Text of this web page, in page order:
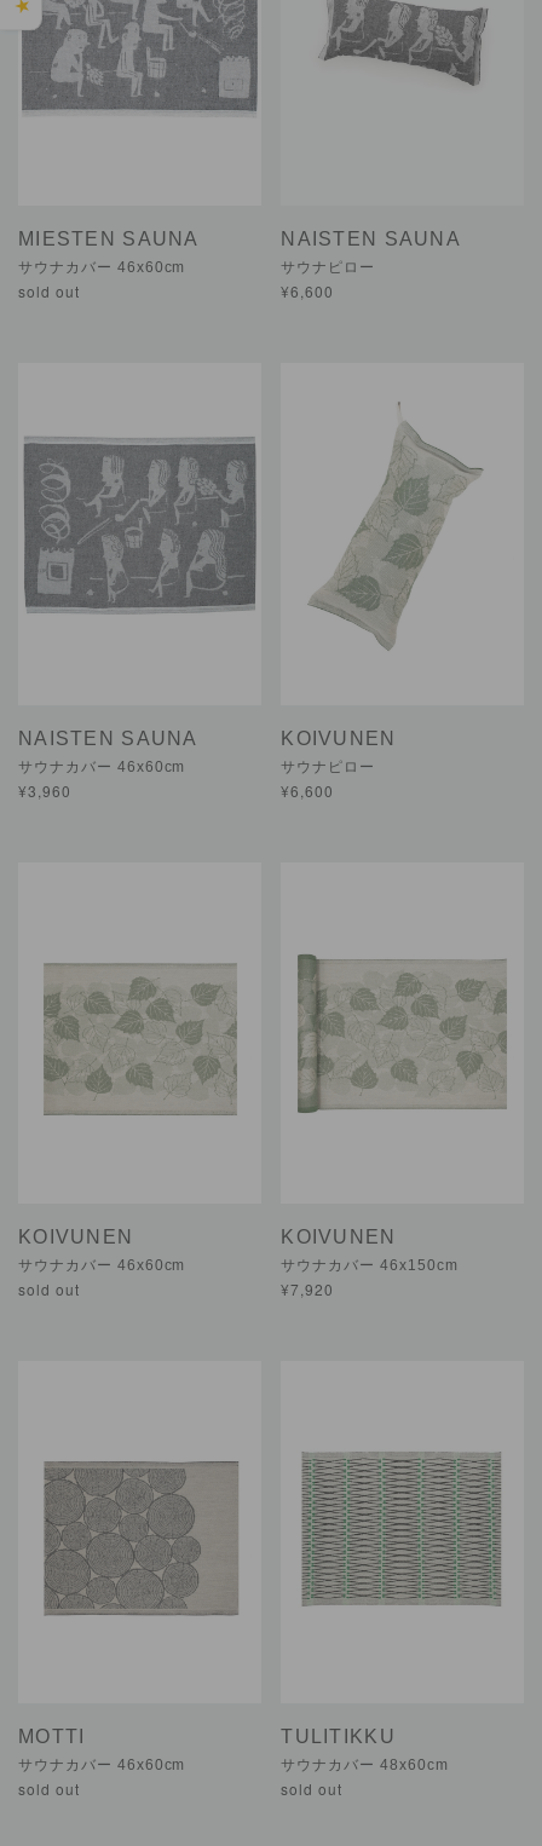
MIESTEN SAUNA
サウナカバー 46x60cm
sold out
NAISTEN SAUNA
サウナピロー
¥6,600
NAISTEN SAUNA
サウナカバー 46x60cm
¥3,960
KOIVUNEN
サウナピロー
¥6,600
KOIVUNEN
サウナカバー 46x60cm
sold out
KOIVUNEN
サウナカバー 46x150cm
¥7,920
MOTTI
サウナカバー 46x60cm
sold out
TULITIKKU
サウナカバー 48x60cm
sold out
★